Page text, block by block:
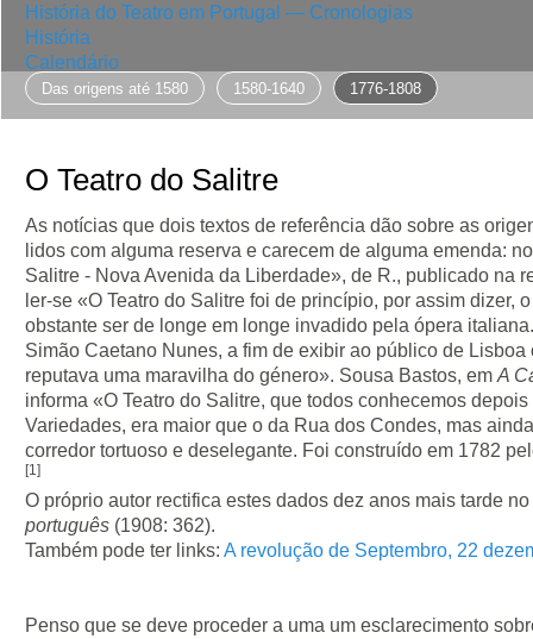
História do Teatro em Portugal — Cronologias
História
Calendário
PT EN
Das origens até 1580 1580-1640 1776-1808
O Teatro do Salitre
As notícias que dois textos de referência dão sobre as
lidos com alguma reserva e carecem de alguma emenda:
Salitre - Nova Avenida da Liberdade», de R., publicado na
ler-se «O Teatro do Salitre foi de princípio, por assim dizer,
obstante ser de longe em longe invadido pela ópera
Simão Caetano Nunes, a fim de exibir ao público de
reputava uma maravilha do género». Sousa Bastos, em A
informa «O Teatro do Salitre, que todos conhecemos
Variedades, era maior que o da Rua dos Condes, mas
corredor tortuoso e deselegante. Foi construído em 1782
[1]
O próprio autor rectifica estes dados dez anos mais tarde
português (1908: 362).
Também pode ter links: A revolução de Septembro, 22
Penso que se deve proceder a uma um esclarecimento